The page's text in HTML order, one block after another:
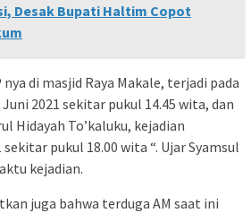
Desak Bupati Haltim Copot
di masjid Raya Makale, terjadi pada
2021 sekitar pukul 14.45 wita, dan
Hidayah To’kaluku, kejadian
pukul 18.00 wita “. Ujar Syamsul
kejadian.
juga bahwa terduga AM saat ini